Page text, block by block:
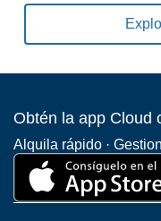
Obtén la app Cloud
Alquila rápido ·